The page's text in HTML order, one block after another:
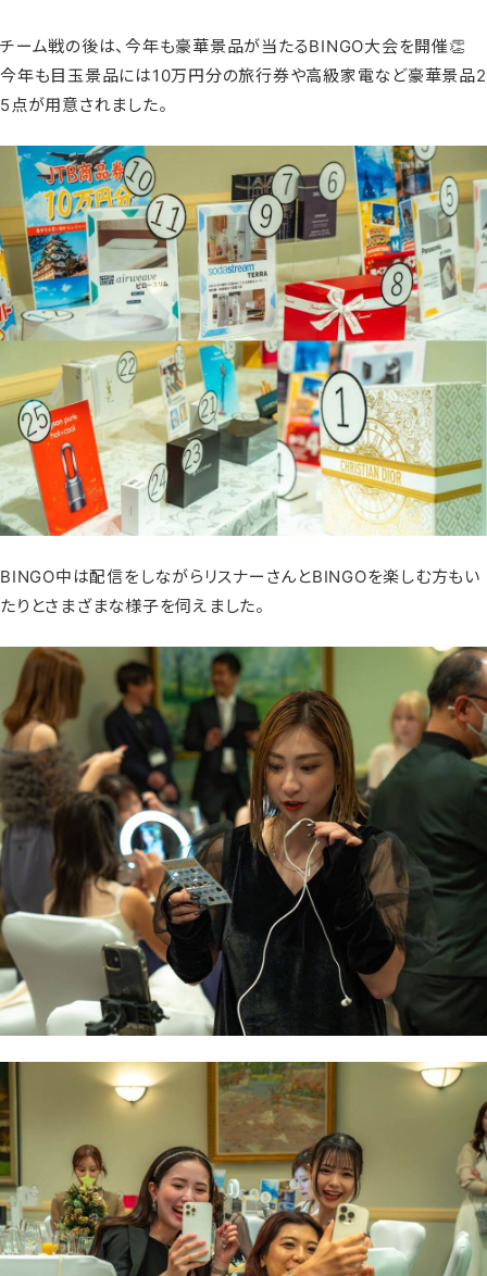
チーム戦の後は、今年も豪華景品が当たるBINGO大会を開催👏
今年も目玉景品には10万円分の旅行券や高級家電など豪華景品2
5点が用意されました。
BINGO中は配信をしながらリスナーさんとBINGOを楽しむ方もい
たりとさまざまな様子を伺えました。